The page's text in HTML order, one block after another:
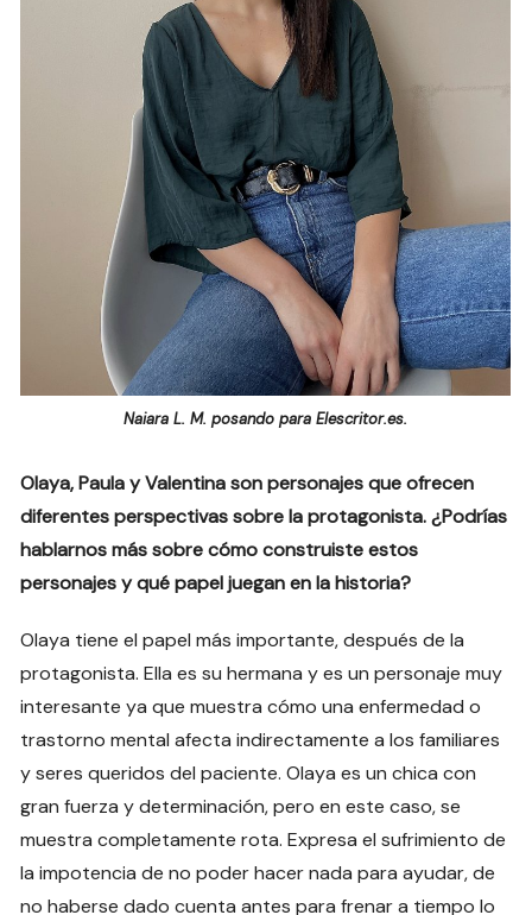
Naiara L. M. posando para Elescritor.es.
Olaya, Paula y Valentina son personajes que ofrecen
diferentes perspectivas sobre la protagonista. ¿Podrías
hablarnos más sobre cómo construiste estos
personajes y qué papel juegan en la historia?
Olaya tiene el papel más importante, después de la
protagonista. Ella es su hermana y es un personaje muy
interesante ya que muestra cómo una enfermedad o
trastorno mental afecta indirectamente a los familiares
y seres queridos del paciente. Olaya es un chica con
gran fuerza y determinación, pero en este caso, se
muestra completamente rota. Expresa el sufrimiento de
la impotencia de no poder hacer nada para ayudar, de
no haberse dado cuenta antes para frenar a tiempo lo